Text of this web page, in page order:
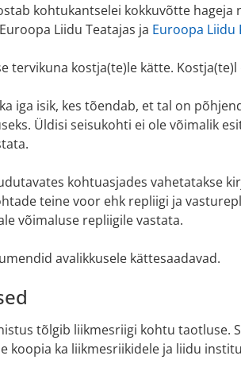
kohtukantselei kokkuvõtte
Liidu Teatajas ja Euroopa Liidu
tervikuna kostja(te)le kätte.
iga isik, kes tõendab, et tal on
Üldisi seisukohti ei ole võimalik
kohtuasjades vahetatakse
teine voor ehk repliigi ja
võimaluse repliigile vastata.
avalikkusele kättesaadavad.
tõlgib liikmesriigi kohtu taotluse.
koopia ka liikmesriikidele ja liidu